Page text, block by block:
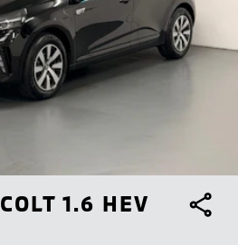
COLT 1.6 HEV